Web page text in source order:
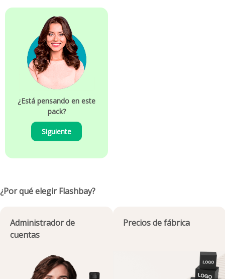
¿Está pensando en este
pack?
Siguiente
¿Por qué elegir Flashbay?
Administrador de
cuentas
Precios de fábrica